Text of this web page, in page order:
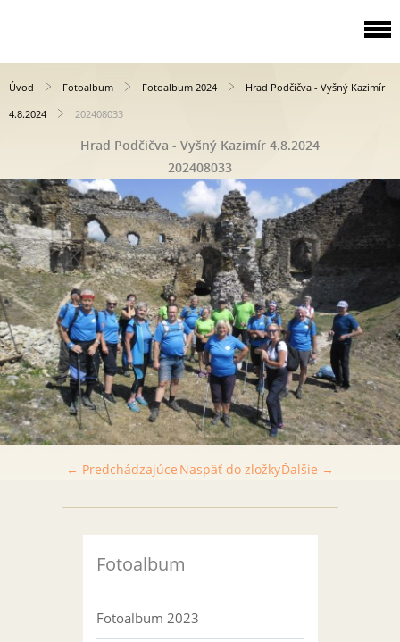
Úvod Fotoalbum Fotoalbum 2024
Hrad Podčičva - Vyšný Kazimír
4.8.2024
202408033
Hrad Podčičva - Vyšný Kazimír 4.8.2024
202408033
← Predchádzajúce Ďalšie →
Naspäť do zložky
Fotoalbum
Fotoalbum 2023